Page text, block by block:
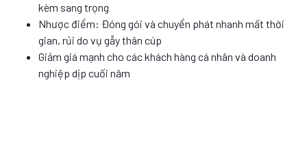
kèm sang trọng
Nhược điểm: Đóng gói và chuyển phát nhanh mất thời
gian, rủi do vụ gẫy thân cúp
Giảm giá mạnh cho các khách hàng cá nhân và doanh
nghiệp dịp cuối năm